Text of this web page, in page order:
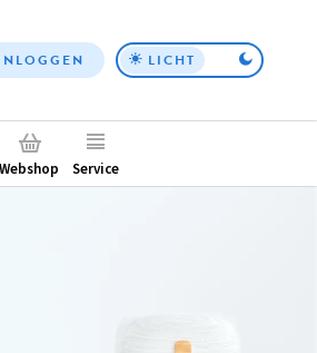
Top
LICHT
Webshop Service